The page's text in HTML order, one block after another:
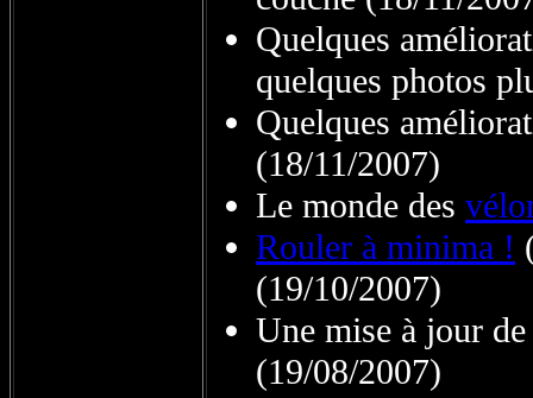
Quelques
quelques photos
Quelques
(18/11/2007)
Le monde des
Rouler à minima !
(19/10/2007)
Une mise à jour
(19/08/2007)